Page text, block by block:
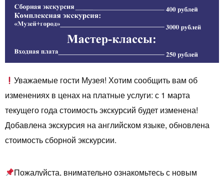
Уважаемые гости Музея! Хотим сообщить вам об
изменениях в ценах на платные услуги: с 1 марта
текущего года стоимость экскурсий будет изменена!
Добавлена экскурсия на английском языке, обновлена
стоимость сборной экскурсии.
Пожалуйста, внимательно ознакомьтесь с новым